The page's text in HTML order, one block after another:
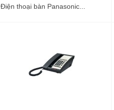
Điện thoại bàn Panasonic...